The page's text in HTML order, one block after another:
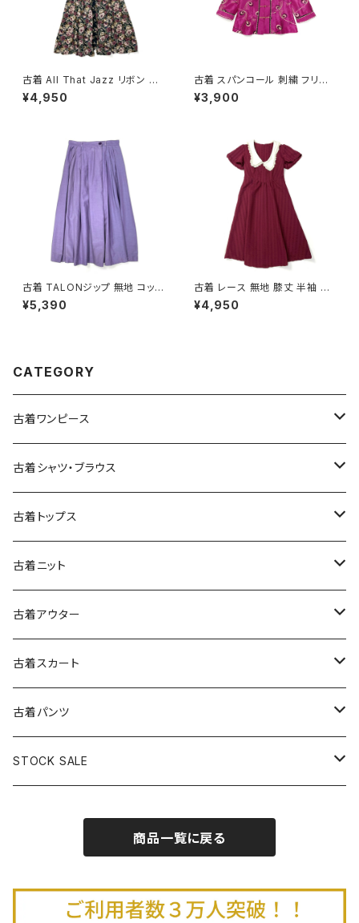
古着 All That Jazz リボン 花
柄 ミニ丈 半袖 ワンピース 黒
(oa2607076)
¥4,950
古着 スパンコール 刺繍 フリル
前開き 総柄 長袖 ブラウス ピン
ク (ttu2501145)
¥3,900
古着 TALONジップ 無地 コット
ン 膝丈 スカート 紫 (ba26070
02)
¥5,390
古着 レース 無地 膝丈 半袖 ワ
ンピース 赤 ボルドー (oa2607
080)
¥4,950
CATEGORY
古着ワンピース
古着長袖ワンピース
古着半袖ワンピース
古着ノースリーブワンピース
古着キャミソールワンピース
古着ベアトップワンピース
古着オールインワン
古着オーバーオール
古着シャツ・ブラウス
古着長袖シャツ・ブラウス
古着半袖シャツ・ブラウス
古着ノースリーブシャツ・ブラウス
古着トップス
古着スウェット&パーカー
古着スウェット
古着パーカー
古着プルオーバー
古着長袖プルオーバー
古着半袖プルオーバー
古着Ｔシャツ
古着長袖Ｔシャツ
古着半袖Ｔシャツ
古着ベスト
古着キャミソール
古着ポロシャツ
古着長袖ポロシャツ
古着スウェット
古着ニット
古着セーター
古着カーディガン
古着半袖ニット
古着ニットアウター
古着アウター
古着ライトジャケット
古着ライトコート
古着ヘビージャケット
古着羽織り
古着スカート
古着ロング丈スカート (丈76cm-)
古着膝丈スカート (丈56-75cm)
古着ミニ丈スカート (丈56-75cm)
古着パンツ
古着ロング丈パンツ
STOCK SALE
Autumn / Winter
商品一覧に戻る